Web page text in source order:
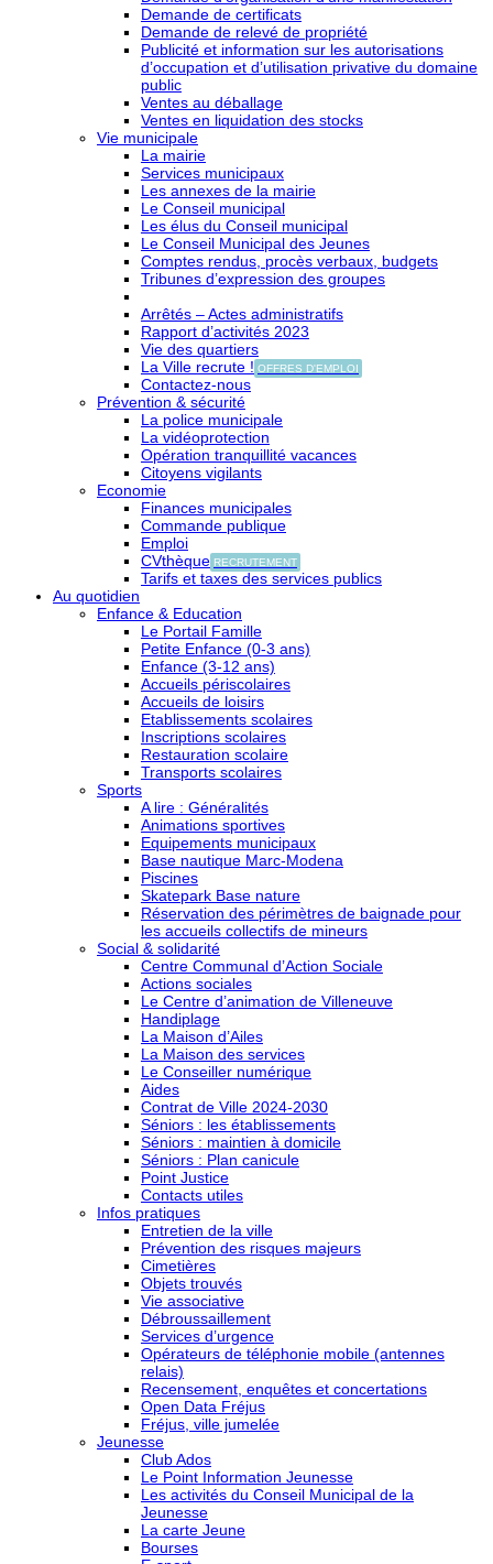
Demande de certificats
Demande de relevé de propriété
Publicité et information sur les autorisations
d’occupation et d’utilisation privative du domaine
public
Ventes au déballage
Ventes en liquidation des stocks
Vie municipale
La mairie
Services municipaux
Les annexes de la mairie
Le Conseil municipal
Les élus du Conseil municipal
Le Conseil Municipal des Jeunes
Comptes rendus, procès verbaux, budgets
Tribunes d’expression des groupes
Arrêtés – Actes administratifs
Rapport d’activités 2023
Vie des quartiers
La Ville recrute ! OFFRES D'EMPLOI
Contactez-nous
Prévention & sécurité
La police municipale
La vidéoprotection
Opération tranquillité vacances
Citoyens vigilants
Economie
Finances municipales
Commande publique
Emploi
CVthèque RECRUTEMENT
Tarifs et taxes des services publics
Au quotidien
Enfance & Education
Le Portail Famille
Petite Enfance (0-3 ans)
Enfance (3-12 ans)
Accueils périscolaires
Accueils de loisirs
Etablissements scolaires
Inscriptions scolaires
Restauration scolaire
Transports scolaires
Sports
A lire : Généralités
Animations sportives
Equipements municipaux
Base nautique Marc-Modena
Piscines
Skatepark Base nature
Réservation des périmètres de baignade pour
les accueils collectifs de mineurs
Social & solidarité
Centre Communal d’Action Sociale
Actions sociales
Le Centre d’animation de Villeneuve
Handiplage
La Maison d’Ailes
La Maison des services
Le Conseiller numérique
Aides
Contrat de Ville 2024-2030
Séniors : les établissements
Séniors : maintien à domicile
Séniors : Plan canicule
Point Justice
Contacts utiles
Infos pratiques
Entretien de la ville
Prévention des risques majeurs
Cimetières
Objets trouvés
Vie associative
Débroussaillement
Services d’urgence
Opérateurs de téléphonie mobile (antennes
relais)
Recensement, enquêtes et concertations
Open Data Fréjus
Fréjus, ville jumelée
Jeunesse
Club Ados
Le Point Information Jeunesse
Les activités du Conseil Municipal de la
Jeunesse
La carte Jeune
Bourses